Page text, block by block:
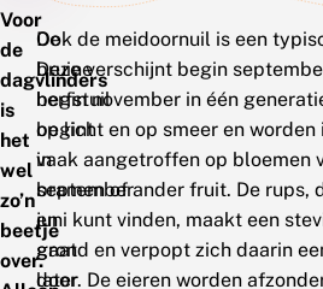
Voor
de
dagvlinders
is
het
wel
zo’n
beetje
over.
De
bruine
herfstuil
begint
in
september
en
gaat
door
Ook de meidoornuil is een
Deze verschijnt begin
begin november in één
op licht en op smeer en worden
vaak aangetroffen op bloemen
bramen of ander fruit. De rups,
juni kunt vinden, maakt een
grond en verpopt zich daarin
later. De eieren worden